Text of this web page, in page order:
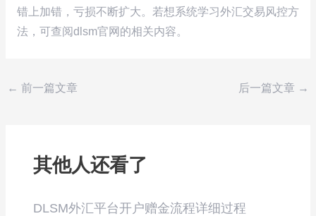
错上加错，亏损不断扩大。若想系统学习外汇交易风控方
法，可查阅dlsm官网的相关内容。
← 前一篇文章 后一篇文章 →
其他人还看了
DLSM外汇平台开户赠金流程详细过程